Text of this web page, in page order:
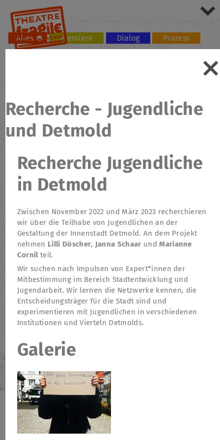
Alles Premiere Dialog
Prozess
Recherche - Jugendliche
und Detmold
Recherche Jugendliche
in Detmold
Zwischen November 2022 und März 2023 recherchieren
wir über die Teilhabe von Jugendlichen an der
Gestaltung der Innenstadt Detmold. An dem Projekt
nehmen Lilli Döscher, Janna Schaar und Marianne
Cornilteil.
Wir suchen nach Impulsen von Expert*innen der
Mitbestimmung im Bereich Stadtentwicklung und
Jugendarbeit. Wir lernen die Netzwerke kennen, die
Entscheidungsträger für die Stadt sind und
experimentieren mit Jugendlichen in verschiedenen
Institutionen und Vierteln Detmolds.
Galerie
TheatreFragile
Newsletter . Spenden